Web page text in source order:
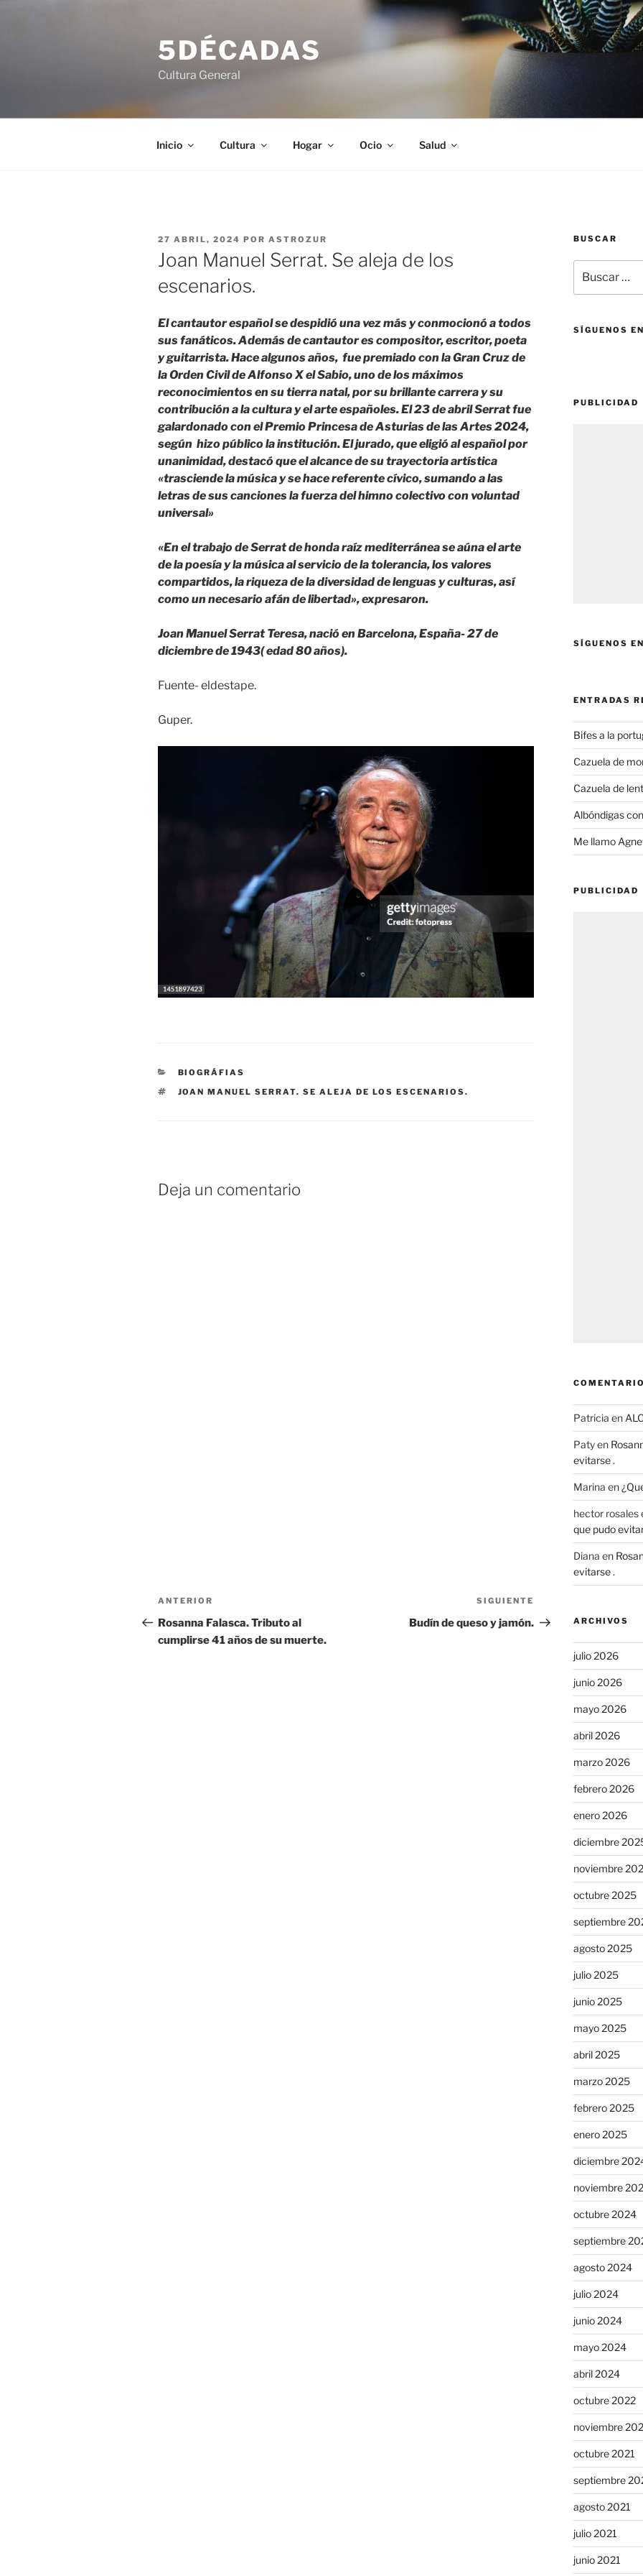
5DÉCADAS
Cultura General
Inicio Cultura Hogar Ocio Salud
PUBLICADO
EL
27 ABRIL, 2024 POR ASTROZUR
Joan Manuel Serrat. Se aleja de los
escenarios.
El cantautor español se despidió una vez más y conmocionó a todos
sus fanáticos. Además de cantautor es compositor, escritor, poeta
y guitarrista. Hace algunos años, fue premiado con la Gran Cruz de
la Orden Civil de Alfonso X el Sabio, uno de los máximos
reconocimientos en su tierra natal, por su brillante carrera y su
contribución a la cultura y el arte españoles. El 23 de abril Serrat fue
galardonado con el Premio Princesa de Asturias de las Artes 2024,
según hizo público la institución. El jurado, que eligió al español por
unanimidad, destacó que el alcance de su trayectoria artística
«trasciende la música y se hace referente cívico, sumando a las
letras de sus canciones la fuerza del himno colectivo con voluntad
universal»
«En el trabajo de Serrat de honda raíz mediterránea se aúna el arte
de la poesía y la música al servicio de la tolerancia, los valores
compartidos, la riqueza de la diversidad de lenguas y culturas, así
como un necesario afán de libertad», expresaron.
Joan Manuel Serrat Teresa, nació en Barcelona, España- 27 de
diciembre de 1943( edad 80 años).
Fuente- eldestape.
Guper.
CATEGORÍAS
BIOGRÁFIAS
ETIQUETAS
JOAN MANUEL SERRAT. SE ALEJA DE LOS ESCENARIOS.
Deja un comentario
Navegación
de
entradas
Entrada
anterior:
ANTERIOR
Rosanna Falasca. Tributo al
cumplirse 41 años de su muerte.
entrada
SIGUIENTE
Budín de queso y jamón.
BUSCAR
por:
SÍGUENOS
PUBLICIDAD
SÍGUENOS
ENTRADAS
Bifes a la
Cazuela de
Cazuela de
Albóndigas
Me llamo
PUBLICIDAD
Patricia en
Patyen
evitarse .
Marina en
hector rosales
que pudo
Diana en
evitarse .
ARCHIVOS
julio 2026
junio 2026
mayo 2026
abril 2026
marzo 2026
febrero 2026
enero 2026
diciembre
noviembre
octubre 2025
septiembre
agosto 2025
julio 2025
junio 2025
mayo 2025
abril 2025
marzo 2025
febrero 2025
enero 2025
diciembre
noviembre
octubre 2024
septiembre
agosto 2024
julio 2024
junio 2024
mayo 2024
abril 2024
octubre 2022
noviembre
octubre 2021
septiembre
agosto 2021
julio 2021
junio 2021